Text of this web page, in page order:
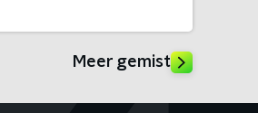
Meer gemist